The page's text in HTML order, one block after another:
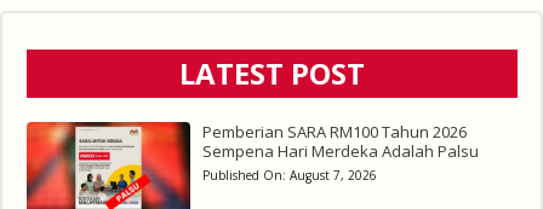
LATEST POST
Pemberian SARA RM100 Tahun 2026
Sempena Hari Merdeka Adalah Palsu
Published On: August 7, 2026